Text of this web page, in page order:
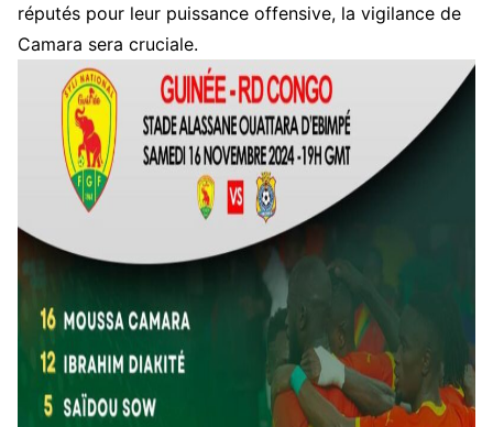
réputés pour leur puissance offensive, la vigilance de
Camara sera cruciale.